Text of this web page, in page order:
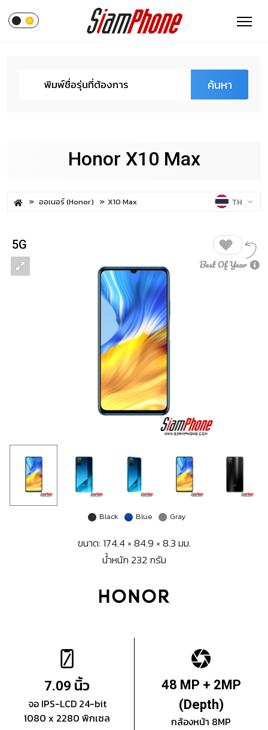
ค้นหา
Honor X10 Max
ออเนอร์ (Honor) X10 Max TH
5G
Black Blue Gray
ขนาด: 174.4 × 84.9 × 8.3 มม.
น้ำหนัก 232 กรัม
7.09 นิ้ว
จอ IPS-LCD 24-bit
1080 x 2280 พิกเซล
48 MP + 2MP
(Depth)
กล้องหน้า 8MP